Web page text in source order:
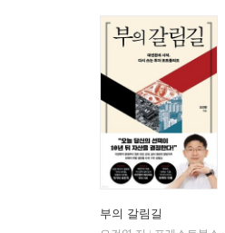
부의 갈림길